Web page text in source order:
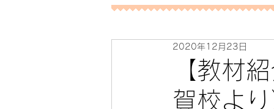
【教材
賀校よ
2020年12月23日